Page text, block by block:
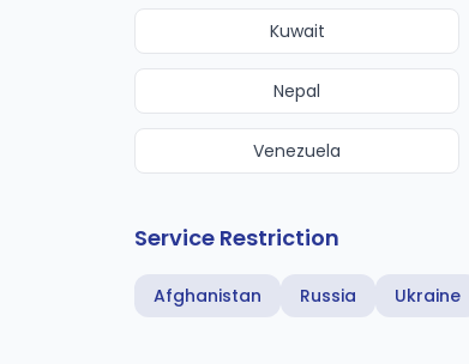
Kuwait
Nepal
Venezuela
Service Restriction
Afghanistan Russia Ukraine